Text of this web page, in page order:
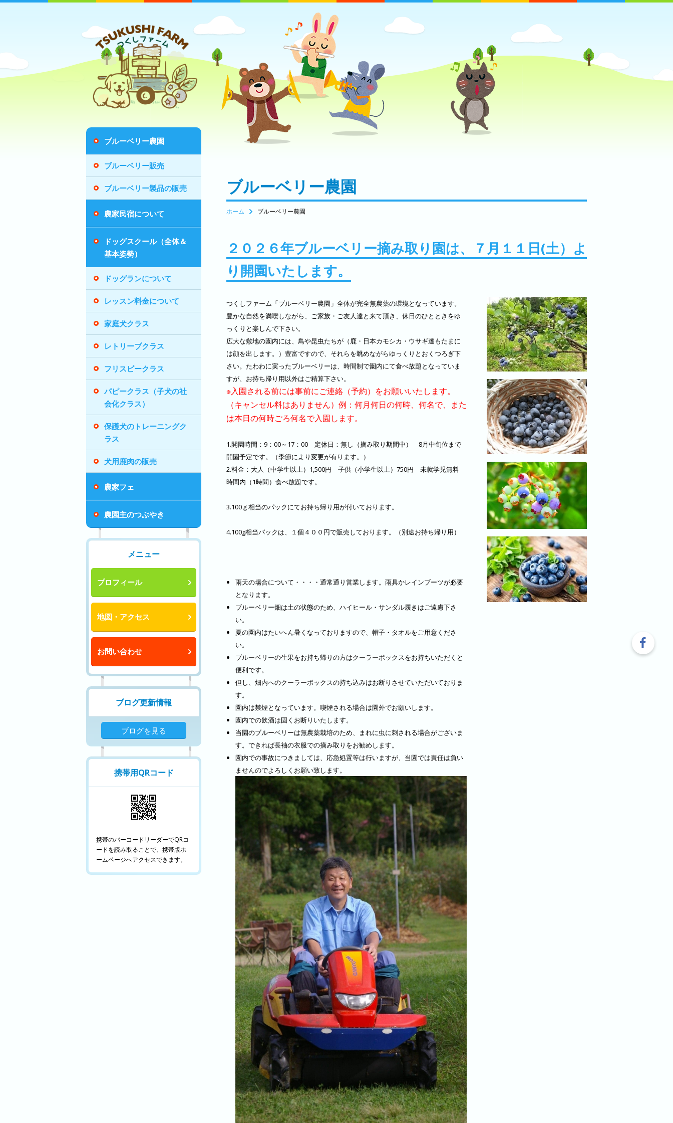
ブルーベリー農園
ブルーベリー販売
ブルーベリー製品の販売
農家民宿について
ドッグスクール（全体＆
基本姿勢）
ドッグランについて
レッスン料金について
家庭犬クラス
レトリーブクラス
フリスビークラス
パピークラス（子犬の社
会化クラス）
保護犬のトレーニングク
ラス
犬用鹿肉の販売
農家フェ
農園主のつぶやき
メニュー
プロフィール
地図・アクセス
お問い合わせ
ブログ更新情報
ブログを見る
携帯用QRコード
携帯のバーコードリーダーでQRコ
ードを読み取ることで、携帯版ホ
ームページへアクセスできます。
ブルーベリー農園
ホーム ブルーベリー農園
２０２６年ブルーベリー摘み取り園は、７月１１日(土）よ
り開園いたします。
つくしファーム「ブルーベリー農園」全体が完全無農薬の環境となっています。
豊かな自然を満喫しながら、ご家族・ご友人達と来て頂き、休日のひとときをゆ
っくりと楽しんで下さい。
広大な敷地の園内には、鳥や昆虫たちが（鹿・日本カモシカ・ウサギ達もたまに
は顔を出します。）豊富ですので、それらを眺めながらゆっくりとおくつろぎ下
さい。たわわに実ったブルーベリーは、時間制で園内にて食べ放題となっていま
すが、お持ち帰り用以外はご精算下さい。
※入園される前には事前にご連絡（予約）をお願いいたします。
（キャンセル料はありません）例：何月何日の何時、何名で、また
は本日の何時ごろ何名で入園します。
1.開園時間：9：00～17：00 定休日：無し（摘み取り期間中） 8月中旬位まで
開園予定です。（季節により変更が有ります。）
2.料金：大人（中学生以上）1,500円 子供（小学生以上）750円 未就学児無料
時間内（1時間）食べ放題です。
3.100ｇ相当のパックにてお持ち帰り用が付いております。
4.100g相当パックは、１個４００円で販売しております。（別途お持ち帰り用）
雨天の場合について・・・・通常通り営業します。雨具かレインブーツが必要
となります。
ブルーベリー畑は土の状態のため、ハイヒール・サンダル履きはご遠慮下さ
い。
夏の園内はたいへん暑くなっておりますので、帽子・タオルをご用意くださ
い。
ブルーベリーの生果をお持ち帰りの方はクーラーボックスをお持ちいただくと
便利です。
但し、畑内へのクーラーボックスの持ち込みはお断りさせていただいておりま
す。
園内は禁煙となっています。喫煙される場合は園外でお願いします。
園内での飲酒は固くお断りいたします。
当園のブルーベリーは無農薬栽培のため、まれに虫に刺される場合がございま
す。できれば長袖の衣服での摘み取りをお勧めします。
園内での事故につきましては、応急処置等は行いますが、当園では責任は負い
ませんのでよろしくお願い致します。